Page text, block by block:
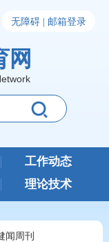
无障碍 | 邮箱登录
网
工作动态
理论技术
闻周刊